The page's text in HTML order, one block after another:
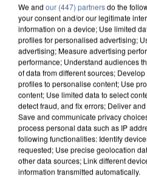
7 août 2026
Un second cadre de la DZ
Algérie
Un cofondateur du réseau
quelques jours plus tôt.
We and our (447) partnersdo the
your consent and/or our legitimate
information on a device; Use limited
profiles for personalised advertising;
advertising; Measure advertising
performance; Understand audiences
of data from different sources;
profiles to personalise content; Use
content; Use limited data to select
detect fraud, and fix errors; Deliver
Save and communicate privacy
process personal data such as IP
following functionalities: Identify
requested; Use precise geolocation
other data sources; Link different
information transmitted automatically.